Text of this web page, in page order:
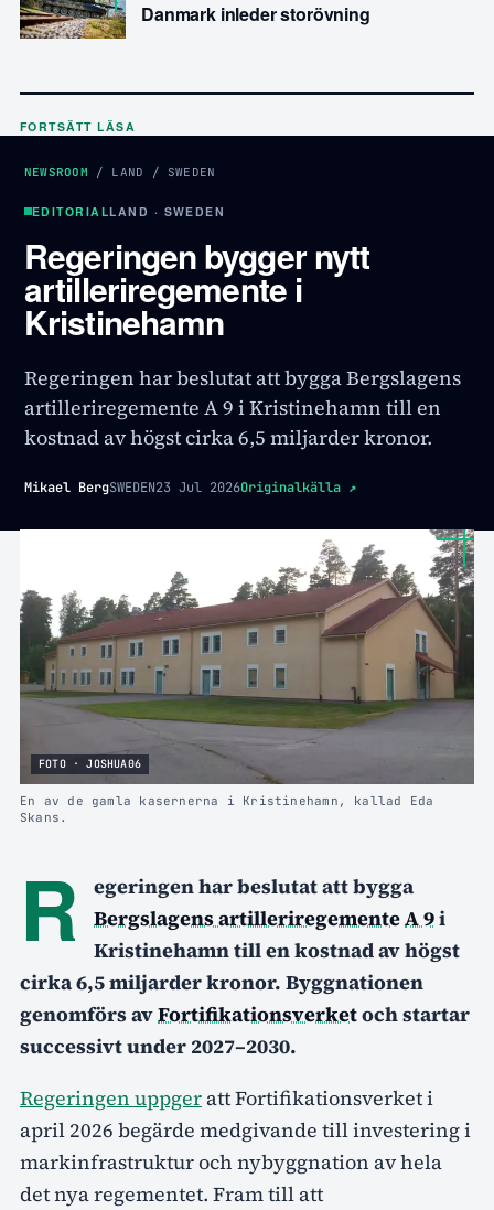
Danmark inleder storövning
FORTSÄTT LÄSA
NEWSROOM / LAND / SWEDEN
EDITORIALLAND · SWEDEN
Regeringen bygger nytt
artilleriregemente i
Kristinehamn
Regeringen har beslutat att bygga Bergslagens
artilleriregemente A 9 i Kristinehamn till en
kostnad av högst cirka 6,5 miljarder kronor.
Mikael BergSWEDEN23 Jul 2026Originalkälla ↗
FOTO · JOSHUA06
En av de gamla kasernerna i Kristinehamn, kallad Eda
Skans.
R
egeringen har beslutat att bygga
Bergslagens artilleriregementeA 9i
Kristinehamn till en kostnad av högst
cirka 6,5 miljarder kronor. Byggnationen
genomförs avFortifikationsverketoch startar
successivt under 2027–2030.
Regeringen uppger att Fortifikationsverket i
april 2026 begärde medgivande till investering i
markinfrastruktur och nybyggnation av hela
det nya regementet. Fram till att